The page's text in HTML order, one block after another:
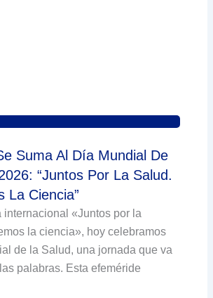
Suma Al Día Mundial De
“Juntos Por La Salud.
La Ciencia”
internacional «Juntos por la
la ciencia», hoy celebramos
de la Salud, una jornada que va
palabras. Esta efeméride